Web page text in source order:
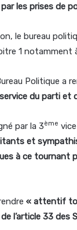
les prises de
le bureau
1 notamment
Politique a
du parti et
par la 3ème
et
à ce tournant
« attentif
l’article 33 des